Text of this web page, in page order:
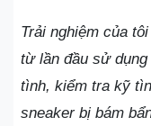
Trải nghiệm của
từ lần đầu sử
tình, kiểm tra kỹ
sneaker bị bám